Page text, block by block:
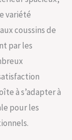
variété
coussins de
par les
à s’adapter à
pour les